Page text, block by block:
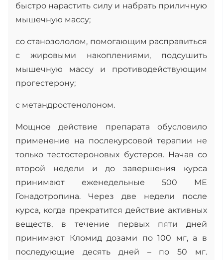
быстро нарастить силу и набрать приличную
мышечную массу;
со станозололом, помогающим расправиться
с жировыми накоплениями, подсушить
мышечную массу и противодействующим
прогестерону;
с метандростенолоном.
Мощное действие препарата обусловило
применение на послекурсовой терапии не
только тестостероновых бустеров. Начав со
второй недели и до завершения курса
принимают еженедельные 500 МЕ
Гонадотропина. Через две недели после
курса, когда прекратится действие активных
веществ, в течение первых пяти дней
принимают Кломид дозами по 100 мг, а в
последующие десять дней – по 50 мг.